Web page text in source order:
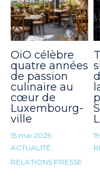
OiO célèbre
quatre années
de passion
culinaire au
cœur de
Luxembourg-
ville
15 mai 2025·
ACTUALITÉ,
RELATIONS PRESSE